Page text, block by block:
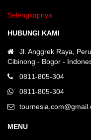
Selengkapnya
HUBUNGI KAMI
Jl. Anggrek Raya,
Cibinong - Bogor -
0811-805-304
0811-805-304
MENU